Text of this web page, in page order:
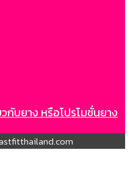
วกับยาง หรือโปรโมชั่นยาง